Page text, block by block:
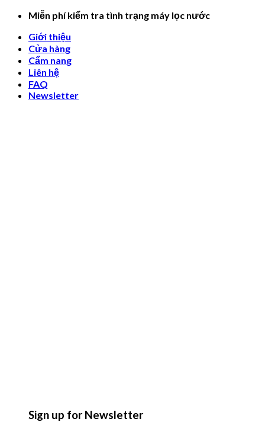
Skip
content
Miễn phí kiểm tra tình trạng máy lọc nước
Giới thiệu
Cửa hàng
Cẩm nang
Liên hệ
FAQ
Newsletter
Sign up for Newsletter